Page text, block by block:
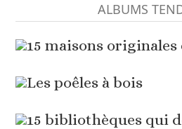
ALBUMS
15 maisons
Les poêles à bois
15 bibliothèques qui